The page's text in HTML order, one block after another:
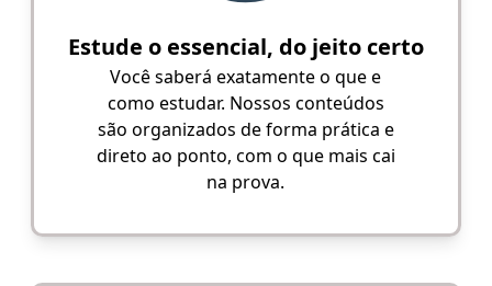
Estude o essencial, do jeito certo
Você saberá exatamente o que e
como estudar. Nossos conteúdos
são organizados de forma prática e
direto ao ponto, com o que mais cai
na prova.